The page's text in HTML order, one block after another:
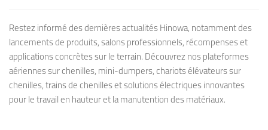
Restez informé des dernières actualités Hinowa, notamment des
lancements de produits, salons professionnels, récompenses et
applications concrètes sur le terrain. Découvrez nos plateformes
aériennes sur chenilles, mini-dumpers, chariots élévateurs sur
chenilles, trains de chenilles et solutions électriques innovantes
pour le travail en hauteur et la manutention des matériaux.